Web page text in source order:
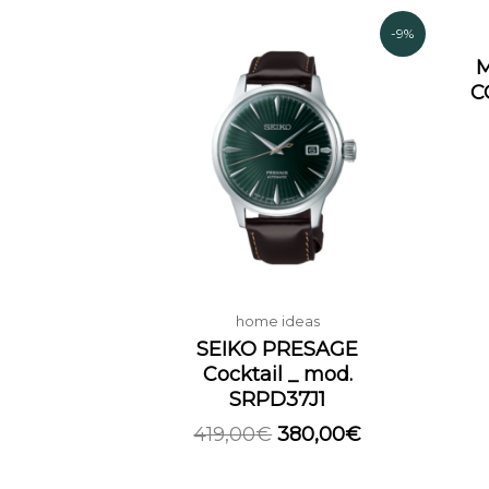
-9%
home ideas
SEIKO PRESAGE
Cocktail _ mod.
SRPD37J1
419,00€
prezzo
originale
era:
419,00€.
380,00€
prezzo